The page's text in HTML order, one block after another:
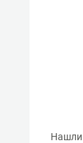
Нашли